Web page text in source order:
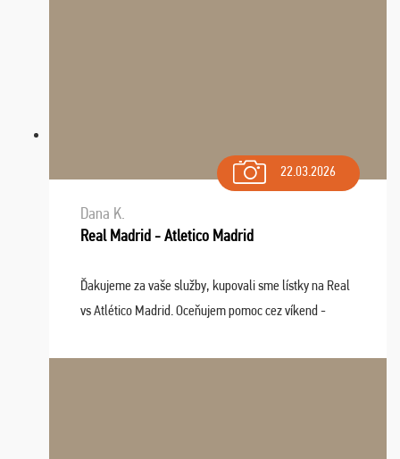
22.03.2026
Dana K.
Real Madrid - Atletico Madrid
Ďakujeme za vaše služby, kupovali sme lístky na Real
vs Atlético Madrid. Oceňujem pomoc cez víkend -
spokojnosti. Sedenie bolo dobré, štadión Barnabéu ...